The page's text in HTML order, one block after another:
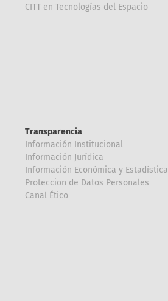
CITT en Tecnologías del Espacio
Transparencia
Información Institucional
Información Jurídica
Información Económica y Estadística
Proteccion de Datos Personales
Canal Ético